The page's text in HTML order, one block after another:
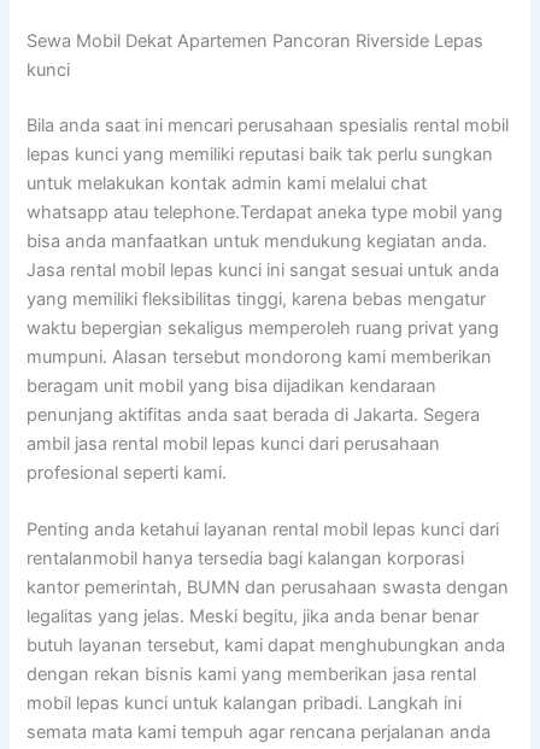
Sewa Mobil Dekat Apartemen Pancoran Riverside Lepas
kunci
Bila anda saat ini mencari perusahaan spesialis rental mobil
lepas kunci yang memiliki reputasi baik tak perlu sungkan
untuk melakukan kontak admin kami melalui chat
whatsapp atau telephone.Terdapat aneka type mobil yang
bisa anda manfaatkan untuk mendukung kegiatan anda.
Jasa rental mobil lepas kunci ini sangat sesuai untuk anda
yang memiliki fleksibilitas tinggi, karena bebas mengatur
waktu bepergian sekaligus memperoleh ruang privat yang
mumpuni. Alasan tersebut mondorong kami memberikan
beragam unit mobil yang bisa dijadikan kendaraan
penunjang aktifitas anda saat berada di Jakarta. Segera
ambil jasa rental mobil lepas kunci dari perusahaan
profesional seperti kami.
Penting anda ketahui layanan rental mobil lepas kunci dari
rentalanmobil hanya tersedia bagi kalangan korporasi
kantor pemerintah, BUMN dan perusahaan swasta dengan
legalitas yang jelas. Meski begitu, jika anda benar benar
butuh layanan tersebut, kami dapat menghubungkan anda
dengan rekan bisnis kami yang memberikan jasa rental
mobil lepas kunci untuk kalangan pribadi. Langkah ini
semata mata kami tempuh agar rencana perjalanan anda